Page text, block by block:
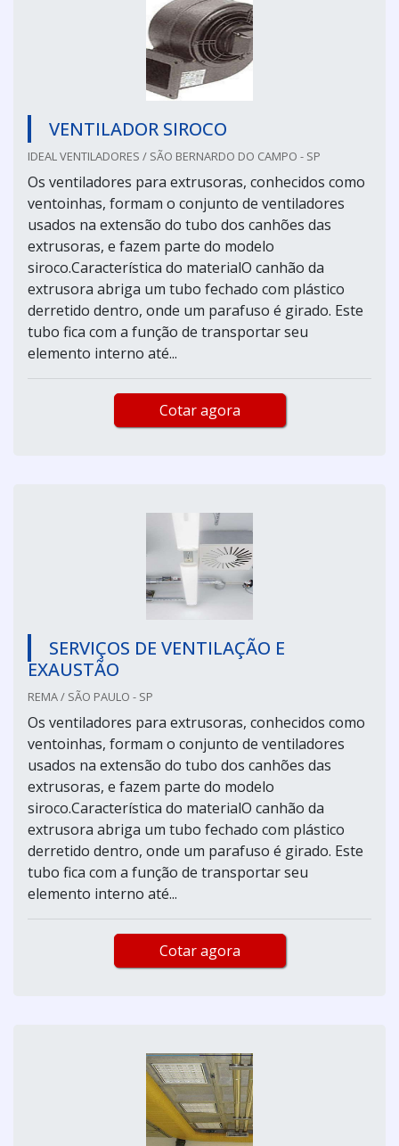
VENTILADOR SIROCO
IDEAL VENTILADORES / SÃO BERNARDO DO CAMPO - SP
Os ventiladores para extrusoras, conhecidos como
ventoinhas, formam o conjunto de ventiladores
usados na extensão do tubo dos canhões das
extrusoras, e fazem parte do modelo
siroco.Característica do materialO canhão da
extrusora abriga um tubo fechado com plástico
derretido dentro, onde um parafuso é girado. Este
tubo fica com a função de transportar seu
elemento interno até...
Cotar agora
SERVIÇOS DE VENTILAÇÃO E
EXAUSTÃO
REMA / SÃO PAULO - SP
Os ventiladores para extrusoras, conhecidos como
ventoinhas, formam o conjunto de ventiladores
usados na extensão do tubo dos canhões das
extrusoras, e fazem parte do modelo
siroco.Característica do materialO canhão da
extrusora abriga um tubo fechado com plástico
derretido dentro, onde um parafuso é girado. Este
tubo fica com a função de transportar seu
elemento interno até...
Cotar agora